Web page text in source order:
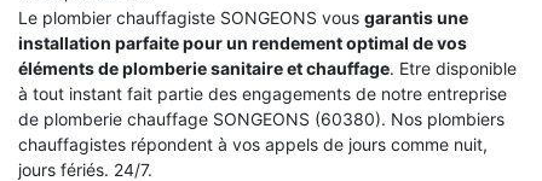
Le plombier chauffagiste SONGEONS vous garantis une
installation parfaite pour un rendement optimal de vos
éléments de plomberie sanitaire et chauffage. Etre disponible
à tout instant fait partie des engagements de notre entreprise
de plomberie chauffage SONGEONS (60380). Nos plombiers
chauffagistes répondent à vos appels de jours comme nuit,
jours fériés. 24/7.